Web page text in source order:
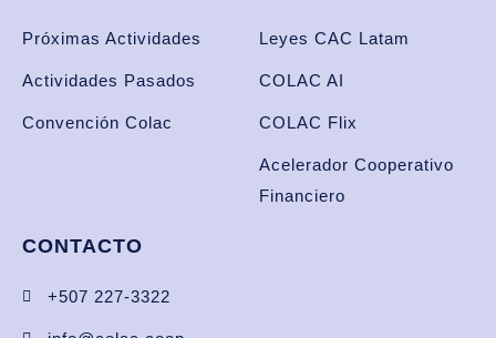
Próximas Actividades
Actividades Pasados
Convención Colac
Leyes CAC Latam
COLAC AI
COLAC Flix
Acelerador Cooperativo
Financiero
CONTACTO
+507 227-3322